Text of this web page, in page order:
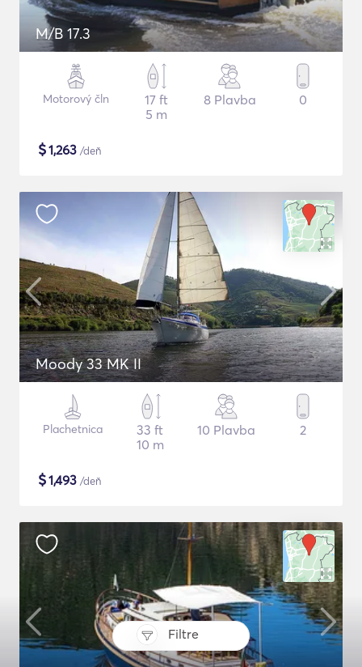
Filtre
M/B 17.3
Motorový čln
17 ft
5 m
8 Plavba 0
$1,263 /deň
Moody 33 MK II
Plachetnica
33 ft
10 m
10 Plavba 2
$1,493 /deň